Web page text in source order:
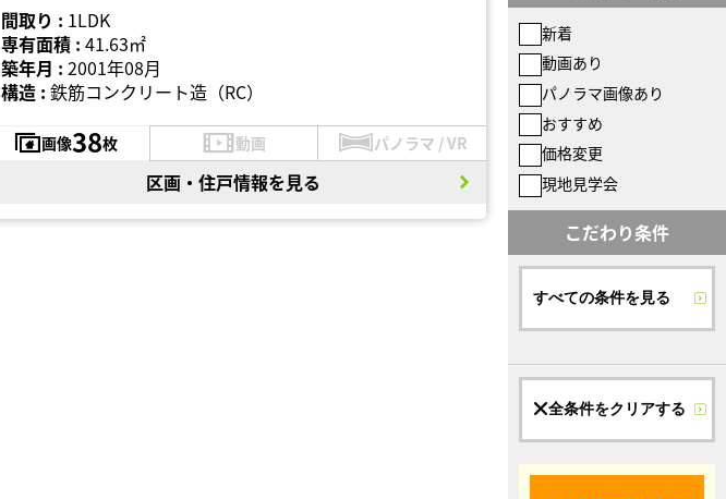
間取り : 1LDK
専有面積 : 41.63㎡
築年月 : 2001年08月
構造 : 鉄筋コンクリート造（RC）
画像38枚 動画 パノラマ / VR
区画・住戸情報を見る
新着
動画あり
パノラマ画像あり
おすすめ
価格変更
現地見学会
こだわり条件
すべての条件を見る
全条件をクリアする